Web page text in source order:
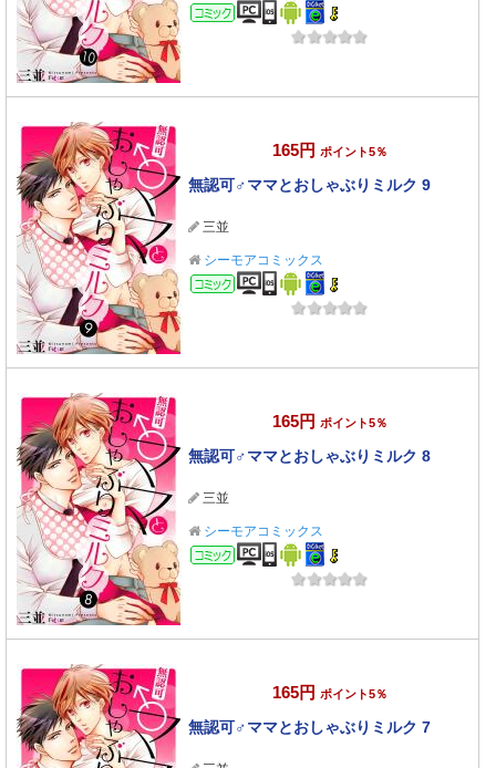
コミック
165円 ポイント5％
無認可♂ママとおしゃぶりミルク 9
三並
シーモアコミックス
コミック
165円 ポイント5％
無認可♂ママとおしゃぶりミルク 8
三並
シーモアコミックス
コミック
165円 ポイント5％
無認可♂ママとおしゃぶりミルク 7